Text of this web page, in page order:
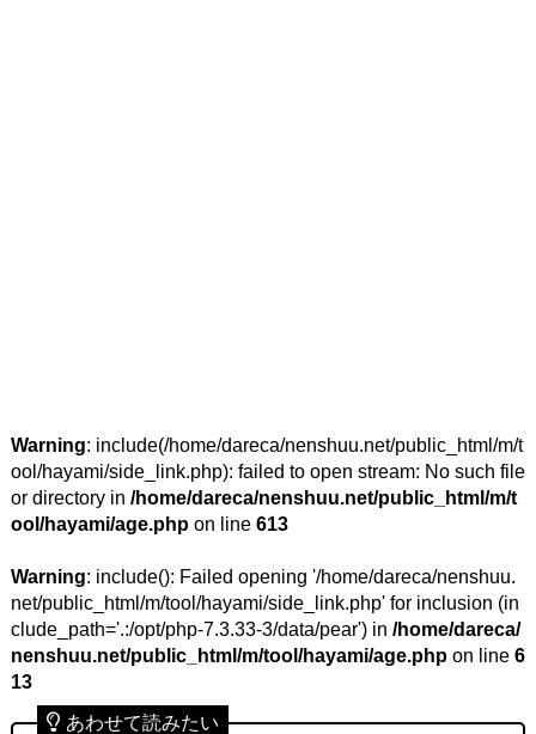
Warning: include(/home/dareca/nenshuu.net/public_html/m/t
ool/hayami/side_link.php): failed to open stream: No such file
or directory in /home/dareca/nenshuu.net/public_html/m/t
ool/hayami/age.phpon line 613
Warning: include(): Failed opening '/home/dareca/nenshuu.
net/public_html/m/tool/hayami/side_link.php' for inclusion (in
clude_path='.:/opt/php-7.3.33-3/data/pear') in /home/dareca/
nenshuu.net/public_html/m/tool/hayami/age.phpon line 6
13
あわせて読みたい